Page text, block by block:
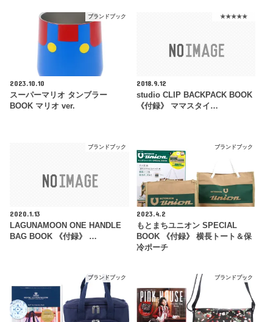
ブランドブック
2023.10.10
スーパーマリオ タンブラー
BOOK マリオ ver.
★★★★★
2018.9.12
studio CLIP BACKPACK BOOK
《付録》 ママスタイ…
ブランドブック
2020.1.13
LAGUNAMOON ONE HANDLE
BAG BOOK 《付録》 …
ブランドブック
2023.4.2
もとまちユニオン SPECIAL
BOOK 《付録》 横長トート＆保
冷ポーチ
ブランドブック ブランドブック